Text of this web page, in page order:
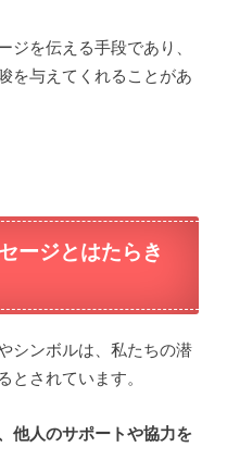
ジを伝える手段であり、
を与えてくれることがあ
ージとはたらき
シンボルは、私たちの潜
とされています。
他人のサポートや協力を